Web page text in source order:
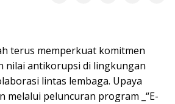
terus memperkuat komitmen
nilai antikorupsi di lingkungan
lintas lembaga. Upaya
melalui peluncuran program _“E-